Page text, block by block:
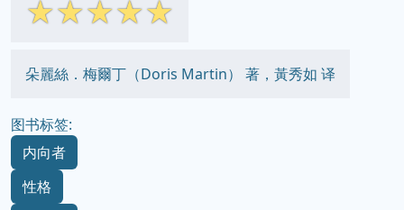
☆☆☆☆☆
朵麗絲．梅爾丁（Doris Martin） 著，黃秀如 译
图书标签:
内向者
性格